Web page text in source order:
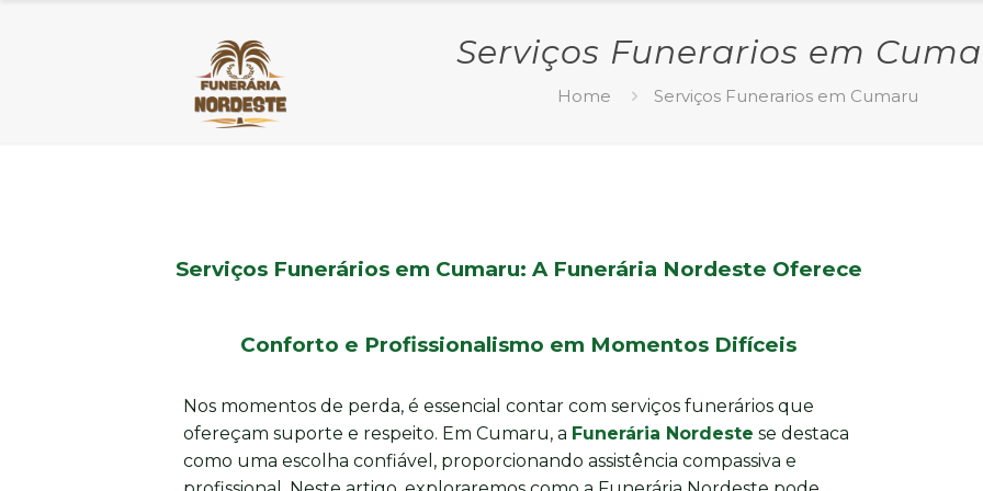
Serviços Funerarios em
Home Serviços Funerarios em Cumaru
Serviços Funerários em Cumaru: A Funerária Nordeste Oferece
Conforto e Profissionalismo em Momentos Difíceis
Nos momentos de perda, é essencial contar com serviços funerários que
ofereçam suporte e respeito. Em Cumaru, a Funerária Nordeste se destaca
como uma escolha confiável, proporcionando assistência compassiva e